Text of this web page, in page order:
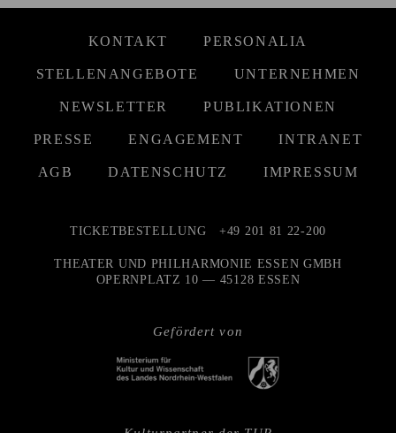
KONTAKT PERSONALIA
STELLENANGEBOTE UNTERNEHMEN
NEWSLETTER PUBLIKATIONEN
PRESSE ENGAGEMENT INTRANET
AGB DATENSCHUTZ IMPRESSUM
Gefördert von
TICKETBESTELLUNG +49 201 81 22-200
THEATER UND PHILHARMONIE ESSEN GMBH
OPERNPLATZ 10 — 45128 ESSEN